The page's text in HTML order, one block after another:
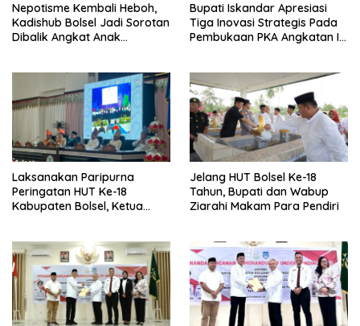
Nepotisme Kembali Heboh,
Kadishub Bolsel Jadi Sorotan
Dibalik Angkat Anak
Bupati Iskandar Apresiasi
Tiga Inovasi Strategis Pada
Pembukaan PKA Angkatan II
Laksanakan Paripurna
Peringatan HUT Ke-18
Kabupaten Bolsel, Ketua
Jelang HUT Bolsel Ke-18
Tahun, Bupati dan Wabup
Ziarahi Makam Para Pendiri